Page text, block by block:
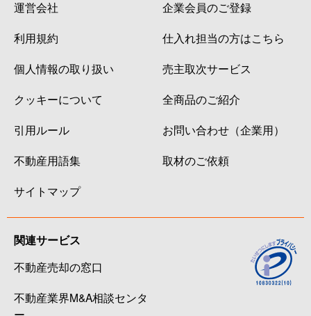
運営会社
利用規約
個人情報の取り扱い
クッキーについて
引用ルール
不動産用語集
サイトマップ
企業会員のご登録
仕入れ担当の方はこちら
売主取次サービス
全商品のご紹介
お問い合わせ（企業用）
取材のご依頼
関連サービス
不動産売却の窓口
不動産業界M&A相談センタ